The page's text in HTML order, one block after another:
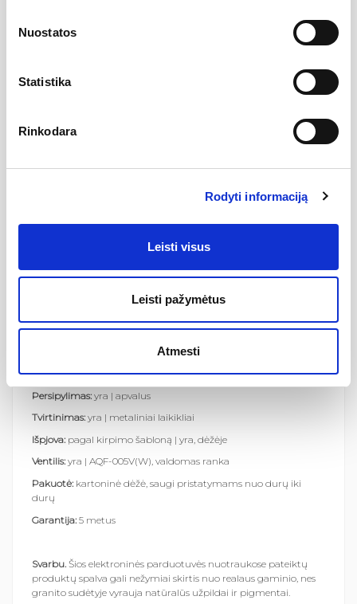
Nuostatos
Statistika
Rinkodara
Rodyti informaciją
Leisti visus
Leisti pažymėtus
Atmesti
dubuo su stalviršiu sudaro lygią plokštumą. Toks montavimas
leidžia sukurti itin estetišką, erdviau atrodančią virtuvės aplinką.
įleidžiant į stalviršį. Abiem atvejais skylės maišytuvams ir kitiems
priedams gręžiamos stalviršyje.
SILICSANA
dirbtinio granito medžiagos. Tai - jau trečios kartos
granitas, kuris išsiskiria savo tvirtumu, todėl su AQUASANITA
stabilumas lemia granito patvarumą ir ilgesnį SILICSANA
Šias akmens masės plautuves lengviau valyti.
810 x 480 mm
SILICSANA dirbtinis granitas
Padėklas:be padėklo
nėra
Išbėgimo skylė:standartinė Ø 3,5
Persipylimas: yra | apvalus
Tvirtinimas: yra | metaliniai laikikliai
Išpjova: pagal kirpimo šabloną | yra, dėžėje
Ventilis: yra | AQF-005V(W), valdomas ranka
Pakuotė: kartoninė dėžė, saugi pristatymams nuo durų iki
durų
Garantija: 5 metus
Svarbu. Šios elektroninės parduotuvės nuotraukose pateiktų
produktų spalva gali nežymiai skirtis nuo realaus gaminio, nes
granito sudėtyje vyrauja natūralūs užpildai ir pigmentai.